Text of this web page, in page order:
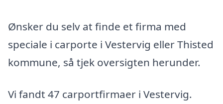
Ønsker du selv at finde et firma med
speciale i carporte i Vestervig eller Thisted
kommune, så tjek oversigten herunder.
Vi fandt 47 carportfirmaer i Vestervig.